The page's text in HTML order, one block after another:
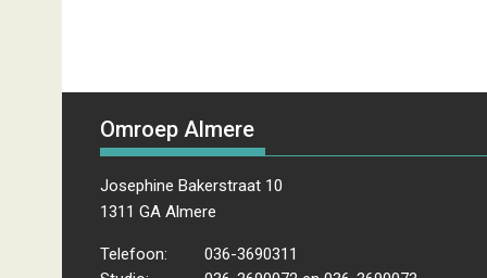
Omroep Almere
Josephine Bakerstraat 10
1311 GA Almere
Telefoon:
036-3690311